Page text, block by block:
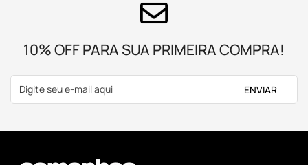
10% OFF PARA SUA PRIMEIRA COMPRA!
ENVIAR